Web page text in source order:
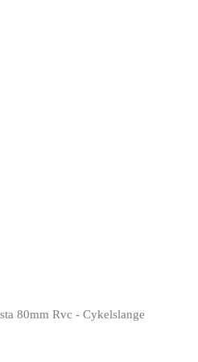
80mm Rvc - Cykelslange